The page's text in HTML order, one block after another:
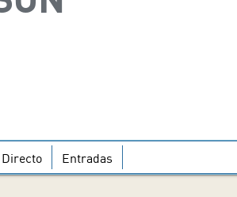
Directo Entradas